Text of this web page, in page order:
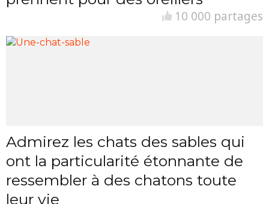
10 000 partages
Admirez les chats des sables qui
ont la particularité étonnante de
ressembler à des chatons toute
leur vie